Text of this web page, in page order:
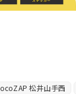
松井山手西